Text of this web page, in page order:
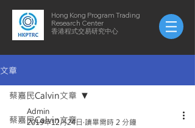
Hong Kong Program Trading
Research Center
​​香港程式交易研究中心
文章
蔡嘉民Calvin文章
蔡嘉民Calvin文章
Admin
2019年12月24日 讀畢需時 2 分鐘